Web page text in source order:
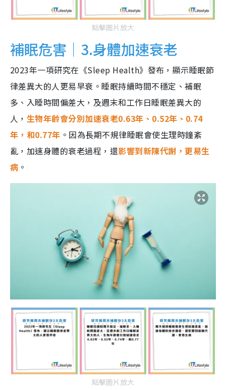
點擊圖片放大
補眠危害｜3.身體加速衰老
2023年一項研究在《Sleep Health》發布，顯示睡眠節
律差異大的人更易早衰。睡眠持續時間不穩定、補眠
多、入睡時間偏差大，及週末和工作日睡眠差異大的
人， 生物年齡會分別加速衰老0.63年、0.52年、0.74
年，和0.77年 。因為長期不規律睡眠會使生理時鐘紊
亂，加速身體的衰老過程，還影響到新陳代謝，更易生
病 。
點擊圖片放大